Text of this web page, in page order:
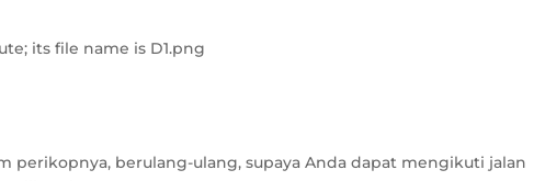
perikopnya, berulang-ulang, supaya Anda dapat mengikuti jalan